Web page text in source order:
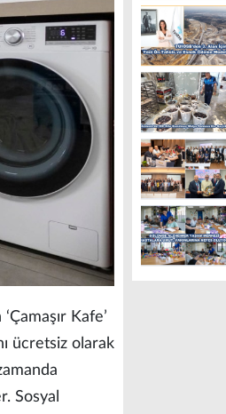
Kafe’
ücretsiz olarak
Sosyal